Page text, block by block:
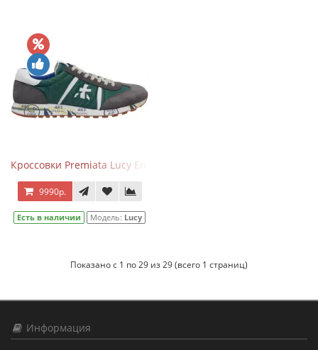
Кроссовки Premiata Lucy Emerald Gray
9990р.
Есть в наличии Модель: Lucy
Показано с 1 по 29 из 29 (всего 1 страниц)
Информация